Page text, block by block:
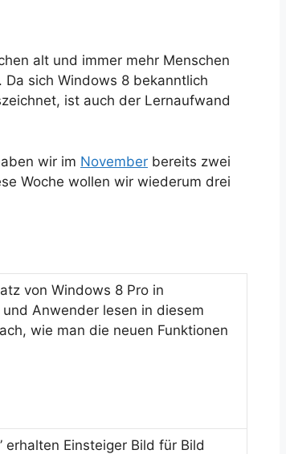
alt und immer mehr Menschen
sich Windows 8 bekanntlich
ist auch der Lernaufwand
wir im November bereits zwei
Woche wollen wir wiederum drei
von Windows 8 Pro in
Anwender lesen in diesem
wie man die neuen Funktionen
erhalten Einsteiger Bild für Bild